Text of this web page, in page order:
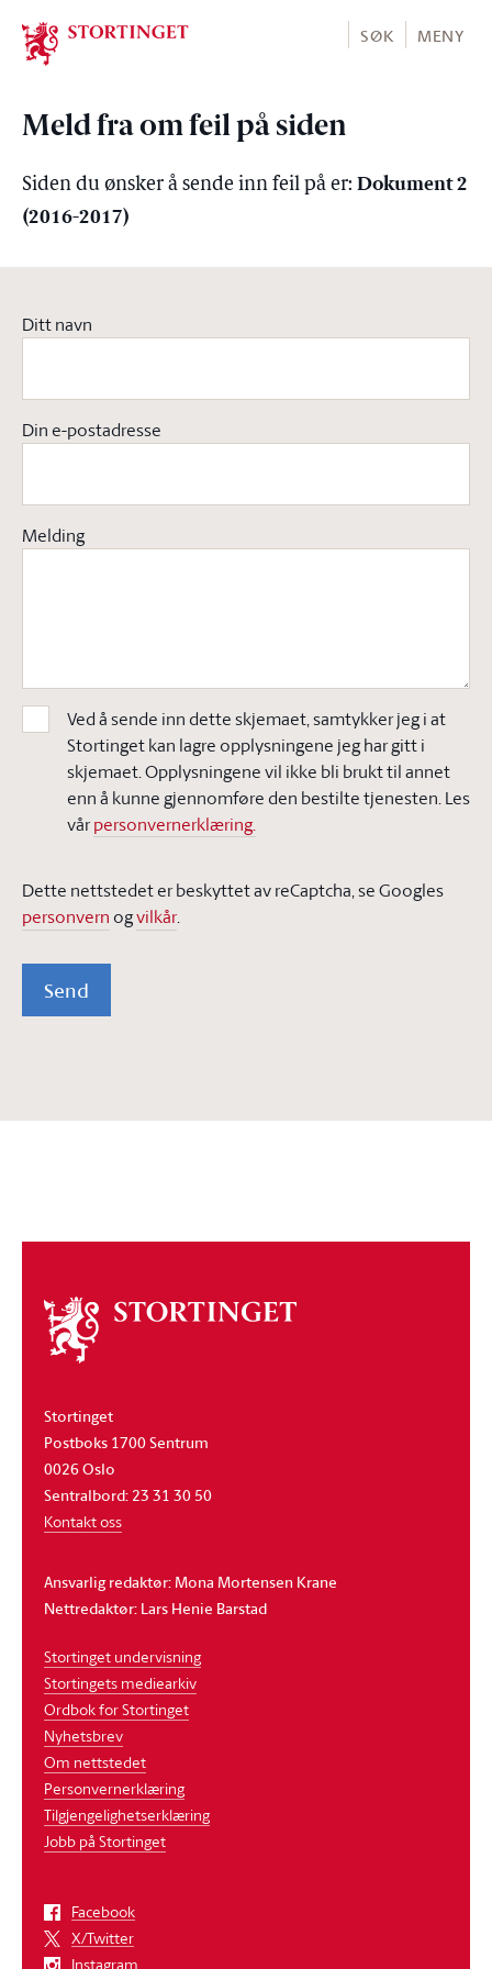
Stortinget.no
SØK MENY
Meld fra om feil på siden
Siden du ønsker å sende inn feil på er: Dokument 2
(2016-2017)
Ditt navn
Din e-postadresse
Melding
Ved å sende inn dette skjemaet, samtykker jeg i at
Stortinget kan lagre opplysningene jeg har gitt i
skjemaet. Opplysningene vil ikke bli brukt til annet
enn å kunne gjennomføre den bestilte tjenesten. Les
vårpersonvernerklæring.
Dette nettstedet er beskyttet av reCaptcha, se Googles
personvern ogvilkår.
Send
Om
stortinget
Stortinget
Postboks 1700 Sentrum
0026 Oslo
Sentralbord: 23 31 30 50
Kontakt oss
Ansvarlig redaktør: Mona Mortensen Krane
Nettredaktør: Lars Henie Barstad
Stortinget undervisning
Stortingets mediearkiv
Ordbok for Stortinget
Nyhetsbrev
Om nettstedet
Personvernerklæring
Tilgjengelighetserklæring
Jobb på Stortinget
Facebook
X/Twitter
Instagram